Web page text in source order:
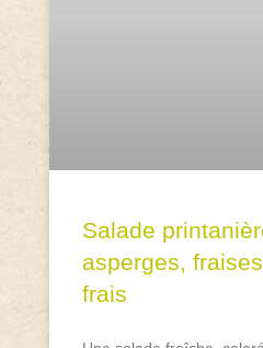
Salade
asperges,
frais